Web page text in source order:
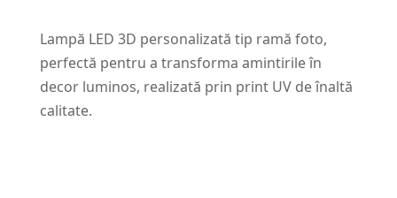
Lampă LED 3D personalizată tip ramă foto,
perfectă pentru a transforma amintirile în
decor luminos, realizată prin print UV de înaltă
calitate.